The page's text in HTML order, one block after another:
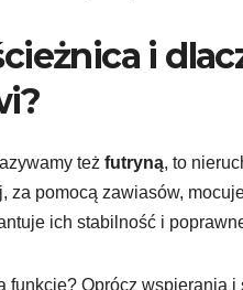
i
też futryną, to
za pomocą zawiasów,
ich stabilność i
funkcje? Oprócz wspierania